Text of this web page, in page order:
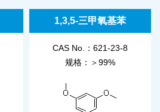
1,3,5-三甲氧基苯
CAS No.：621-23-8
规格：＞99%